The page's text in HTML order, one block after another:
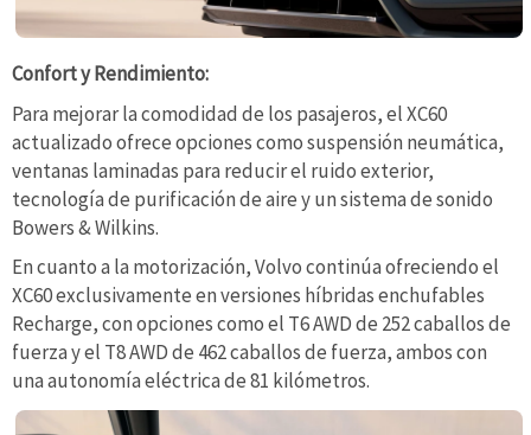
Confort y Rendimiento:
Para mejorar la comodidad de los pasajeros, el XC60
actualizado ofrece opciones como suspensión neumática,
ventanas laminadas para reducir el ruido exterior,
tecnología de purificación de aire y un sistema de sonido
Bowers & Wilkins.
En cuanto a la motorización, Volvo continúa ofreciendo el
XC60 exclusivamente en versiones híbridas enchufables
Recharge, con opciones como el T6 AWD de 252 caballos de
fuerza y el T8 AWD de 462 caballos de fuerza, ambos con
una autonomía eléctrica de 81 kilómetros.